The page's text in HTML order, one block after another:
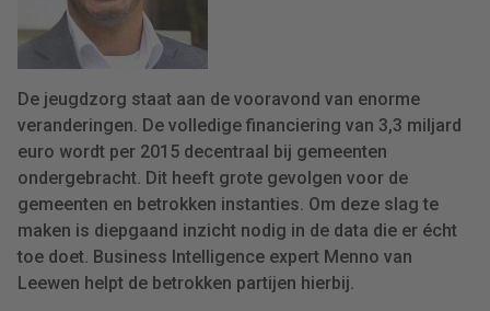
De jeugdzorg staat aan de vooravond van enorme
veranderingen. De volledige financiering van 3,3 miljard
euro wordt per 2015 decentraal bij gemeenten
ondergebracht. Dit heeft grote gevolgen voor de
gemeenten en betrokken instanties. Om deze slag te
maken is diepgaand inzicht nodig in de data die er écht
toe doet. Business Intelligence expert Menno van
Leewen helpt de betrokken partijen hierbij.